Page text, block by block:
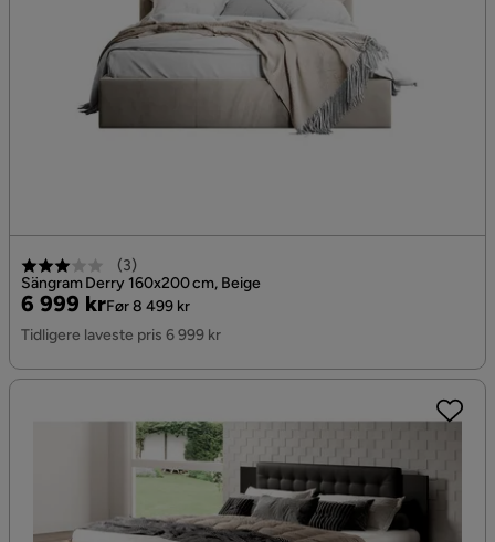
(3)
Sängram Derry 160x200 cm, Beige
Pris
6 999 kr
Original
Pris
Før 8 499 kr
Tidligere laveste pris 6 999 kr